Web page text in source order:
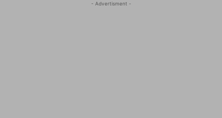
- Advertisment -